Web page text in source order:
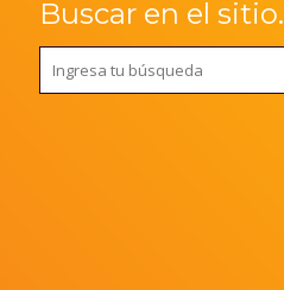
Buscar en el sitio.